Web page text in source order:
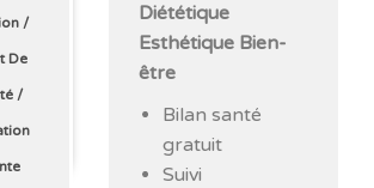
/
De
/
Diététique
Esthétique Bien-
être
Bilan santé
gratuit
Suivi